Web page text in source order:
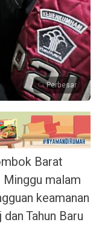
Perbesar
Barat
Minggu malam
keamanan
Tahun Baru